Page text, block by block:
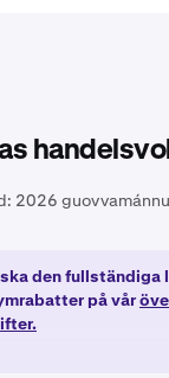
2026
den fullständiga
på vår